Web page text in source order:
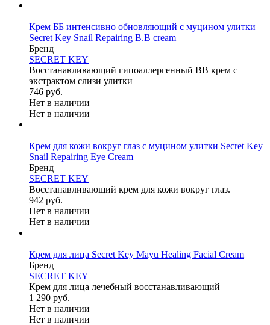
Крем ББ интенсивно обновляющий с муцином улитки
Secret Key Snail Repairing B.B cream
Бренд
SEСRET KEY
Восстанавливающий гипоаллергенный BB крем с
экстрактом слизи улитки
746 руб.
Нет в наличии
Нет в наличии
Крем для кожи вокруг глаз с муцином улитки Secret Key
Snail Repairing Eye Cream
Бренд
SEСRET KEY
Восстанавливающий крем для кожи вокруг глаз.
942 руб.
Нет в наличии
Нет в наличии
Крем для лица Secret Key Mayu Healing Facial Cream
Бренд
SEСRET KEY
Крем для лица лечебный восстанавливающий
1 290 руб.
Нет в наличии
Нет в наличии